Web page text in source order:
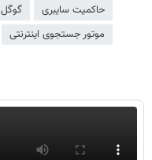
حاکمیت سایبری گوگل
موتور جستجوی اینترنتی